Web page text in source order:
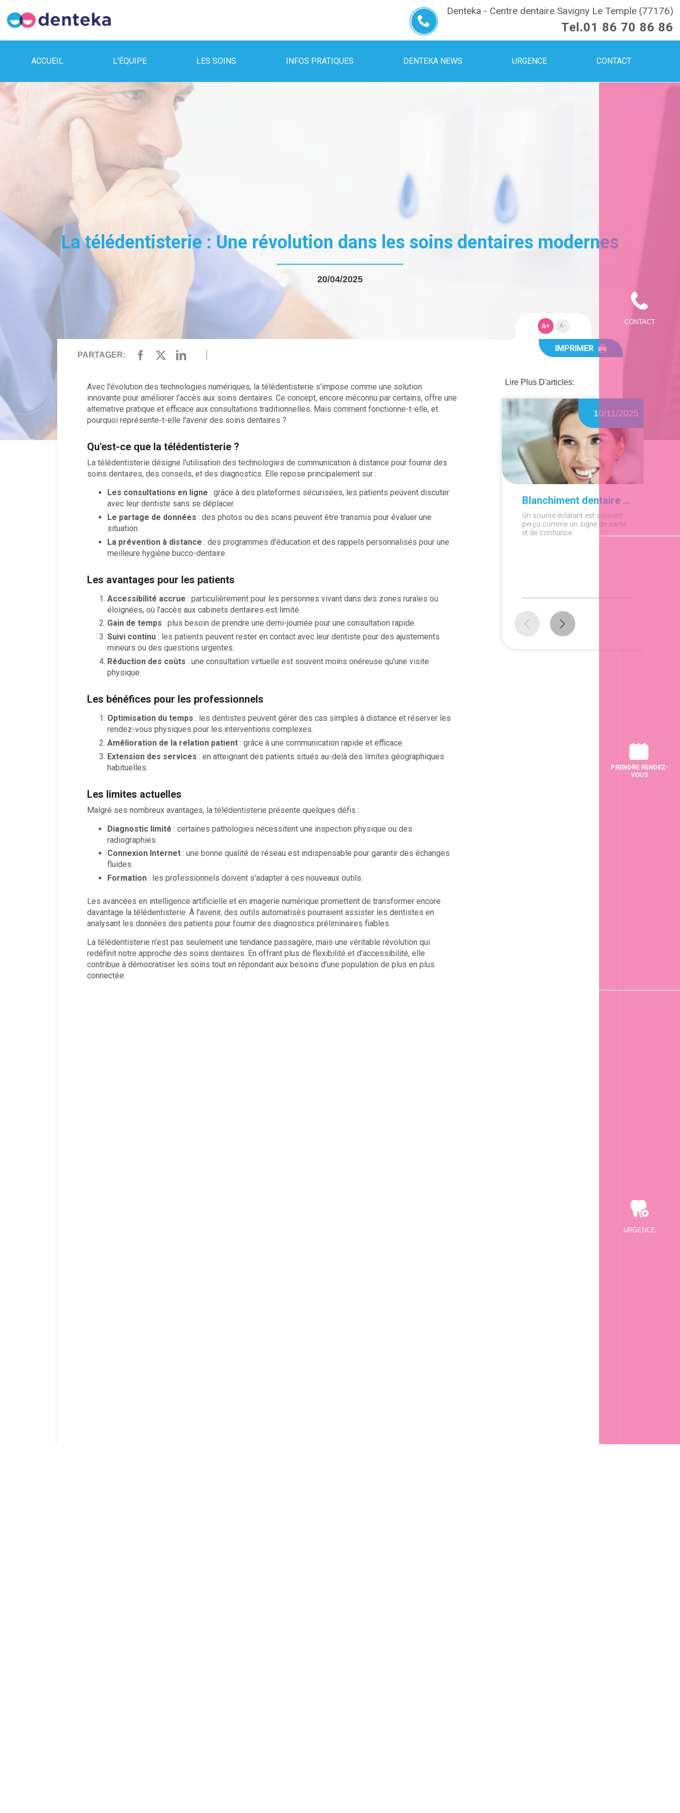
Denteka - Centre dentaire Savigny Le Temple (77176)
Tel.01 86 70 86 86
ACCUEIL L'ÉQUIPE LES SOINS INFOS PRATIQUES DENTEKA NEWS URGENCE CONTACT
La télédentisterie : Une révolution dans les soins dentaires modernes
20/04/2025
A+ A-
IMPRIMER
PARTAGER:
Avec l'évolution des technologies numériques, la télédentisterie s'impose comme une solution
innovante pour améliorer l'accès aux soins dentaires. Ce concept, encore méconnu par certains, offre une
alternative pratique et efficace aux consultations traditionnelles. Mais comment fonctionne-t-elle, et
pourquoi représente-t-elle l'avenir des soins dentaires ?
Qu'est-ce que la télédentisterie ?
La télédentisterie désigne l'utilisation des technologies de communication à distance pour fournir des
soins dentaires, des conseils, et des diagnostics. Elle repose principalement sur :
Les consultations en ligne : grâce à des plateformes sécurisées, les patients peuvent discuter
avec leur dentiste sans se déplacer.
Le partage de données : des photos ou des scans peuvent être transmis pour évaluer une
situation.
La prévention à distance : des programmes d'éducation et des rappels personnalisés pour une
meilleure hygiène bucco-dentaire.
Les avantages pour les patients
Accessibilité accrue : particulièrement pour les personnes vivant dans des zones rurales ou
éloignées, où l'accès aux cabinets dentaires est limité.
Gain de temps : plus besoin de prendre une demi-journée pour une consultation rapide.
Suivi continu: les patients peuvent rester en contact avec leur dentiste pour des ajustements
mineurs ou des questions urgentes.
Réduction des coûts : une consultation virtuelle est souvent moins onéreuse qu'une visite
physique.
Les bénéfices pour les professionnels
Optimisation du temps : les dentistes peuvent gérer des cas simples à distance et réserver les
rendez-vous physiques pour les interventions complexes.
Amélioration de la relation patient: grâce à une communication rapide et efficace.
Extension des services : en atteignant des patients situés au-delà des limites géographiques
habituelles.
Les limites actuelles
Malgré ses nombreux avantages, la télédentisterie présente quelques défis :
Diagnostic limité : certaines pathologies nécessitent une inspection physique ou des
radiographies.
Connexion Internet: une bonne qualité de réseau est indispensable pour garantir des échanges
fluides.
Formation: les professionnels doivent s'adapter à ces nouveaux outils.
Les avancées en intelligence artificielle et en imagerie numérique promettent de transformer encore
davantage la télédentisterie. À l’avenir, des outils automatisés pourraient assister les dentistes en
analysant les données des patients pour fournir des diagnostics préliminaires fiables.
La télédentisterie n’est pas seulement une tendance passagère, mais une véritable révolution qui
redéfinit notre approche des soins dentaires. En offrant plus de flexibilité et d’accessibilité, elle
contribue à démocratiser les soins tout en répondant aux besoins d’une population de plus en plus
connectée.
Lire Plus D'articles:
10/11/2025
Blanchiment dentaire à domicile ou en cabinet : que choisir ?
Un sourire éclatant est souvent
perçu comme un signe de santé
et de confiance.
CONTACT
PRENDRE RENDEZ-
VOUS
URGENCE